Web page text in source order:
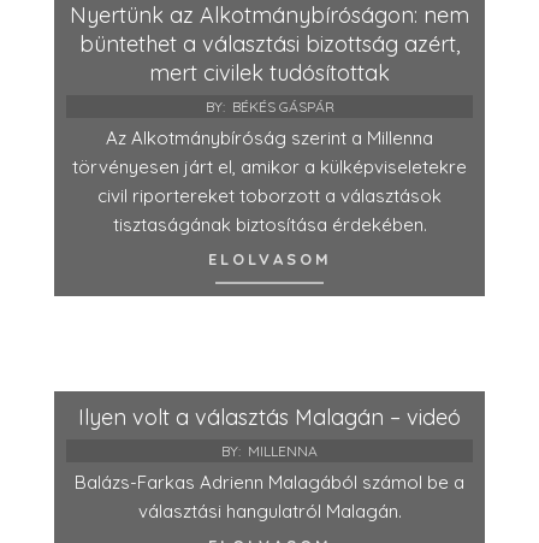
Nyertünk az Alkotmánybíróságon: nem
büntethet a választási bizottság azért,
mert civilek tudósítottak
BY: BÉKÉS GÁSPÁR
Az Alkotmánybíróság szerint a Millenna
törvényesen járt el, amikor a külképviseletekre
civil riportereket toborzott a választások
tisztaságának biztosítása érdekében.
ELOLVASOM
Ilyen volt a választás Malagán – videó
BY: MILLENNA
Balázs-Farkas Adrienn Malagából számol be a
választási hangulatról Malagán.